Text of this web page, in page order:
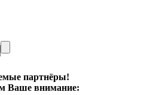
партнёры!
Ваше внимание: